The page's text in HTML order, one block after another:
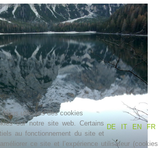
Nous utilisons des cookies
DE
IT EN FR
sur notre site web. Certains
au fonctionnement du site et
ce site et l’expérience utilisateur (cookies